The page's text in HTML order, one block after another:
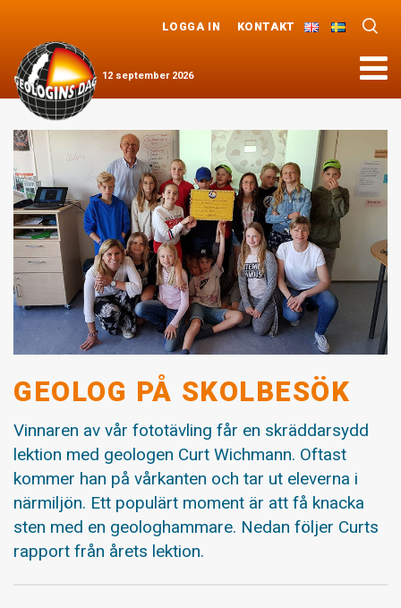
Meny
12 september 2026
LOGGA IN KONTAKT
GEOLOG PÅ SKOLBESÖK
Vinnaren av vår fototävling får en skräddarsydd
lektion med geologen Curt Wichmann. Oftast
kommer han på vårkanten och tar ut eleverna i
närmiljön. Ett populärt moment är att få knacka
sten med en geologhammare. Nedan följer Curts
rapport från årets lektion.